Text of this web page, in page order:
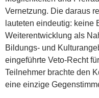
Vernetzung. Die daraus
lauteten eindeutig: keine
Weiterentwicklung als
Bildungs- und
eingeführte Veto-Recht
Teilnehmer brachte den
eine einzige